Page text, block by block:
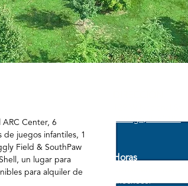
Center, 6
juegos infantiles, 1
Field & SouthPaw
un lugar para
para alquiler de
Horas
anochecer